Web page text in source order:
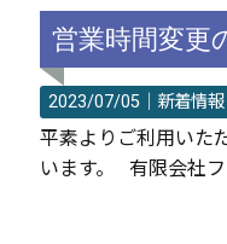
営業時間変更
2023/07/05｜ 新着情報
平素よりご利用いた
います。 有限会社